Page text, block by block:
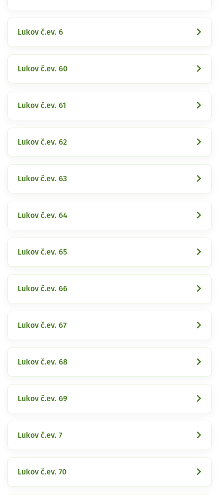
Lukov č.ev. 6
Lukov č.ev. 60
Lukov č.ev. 61
Lukov č.ev. 62
Lukov č.ev. 63
Lukov č.ev. 64
Lukov č.ev. 65
Lukov č.ev. 66
Lukov č.ev. 67
Lukov č.ev. 68
Lukov č.ev. 69
Lukov č.ev. 7
Lukov č.ev. 70